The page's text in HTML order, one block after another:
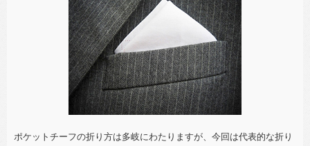
ポケットチーフの折り方は多岐にわたりますが、今回は代表的な折り